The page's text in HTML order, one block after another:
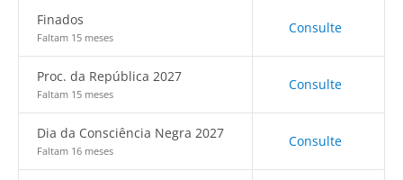
Finados
Faltam 15 meses
Consulte
Proc. da República 2027
Faltam 15 meses
Consulte
Dia da Consciência Negra 2027
Faltam 16 meses
Consulte